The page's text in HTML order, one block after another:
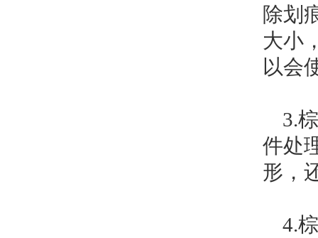
除划
大小
以会
3.棕
件处
形，
4.棕